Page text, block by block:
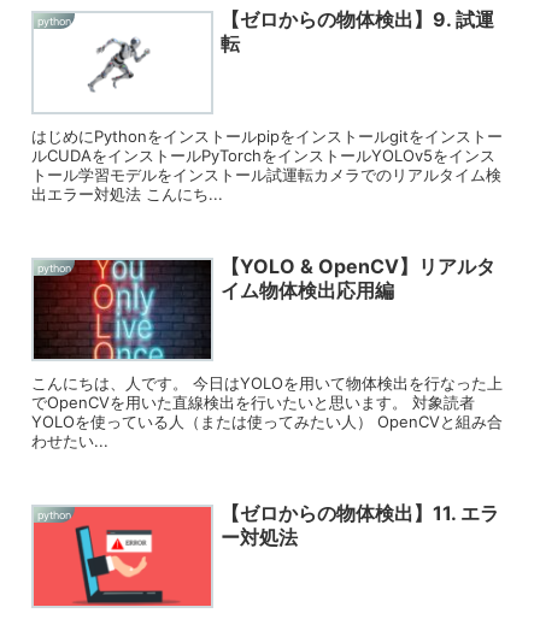
python
【ゼロからの物体検出】9. 試運
転
はじめにPythonをインストールpipをインストールgitをインストー
ルCUDAをインストールPyTorchをインストールYOLOv5をインス
トール学習モデルをインストール試運転カメラでのリアルタイム検
出エラー対処法 こんにち...
python
【YOLO & OpenCV】リアルタ
イム物体検出応用編
こんにちは、人です。 今日はYOLOを用いて物体検出を行なった上
でOpenCVを用いた直線検出を行いたいと思います。 対象読者
YOLOを使っている人（または使ってみたい人） OpenCVと組み合
わせたい...
python
【ゼロからの物体検出】11. エラ
ー対処法